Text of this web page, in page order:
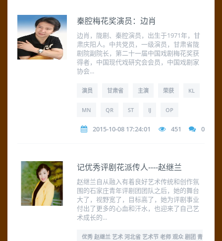
秦腔梅花奖演员：边肖
边肖，陇剧、秦腔演员，出生于1971年，甘
肃庆阳人。中共党员，一级演员，甘肃省陇
剧院副院长，第二十一届中国戏剧梅花奖获
得者，中国现代戏研究会会员，中国戏剧家
协会...
演员 甘肃省 主演 荣获 KL
MN QR ST IJ OP
2015-10-08 17:24:01 451 0
记优秀评剧花派传人----赵继兰
赵继兰自从融入有着良好艺术传统和创作氛
围的石家庄青年评剧团团队之后，她的舞台
大了，视野宽了，目标高了，她为评剧事业
付出了更多的心血和汗水，也迎来了自己艺
术成长的...
优秀 赵继兰 艺术 河北省 艺术节 老师 观众 剧团 青